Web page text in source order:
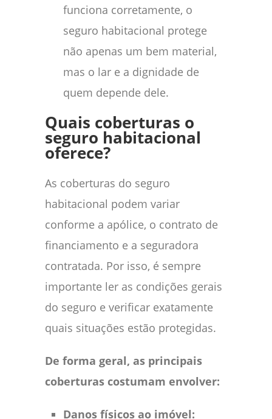
funciona corretamente, o
seguro habitacional protege
não apenas um bem material,
mas o lar e a dignidade de
quem depende dele.
Quais coberturas o
seguro habitacional
oferece?
As coberturas do seguro
habitacional podem variar
conforme a apólice, o contrato de
financiamento e a seguradora
contratada. Por isso, é sempre
importante ler as condições gerais
do seguro e verificar exatamente
quais situações estão protegidas.
De forma geral, as principais
coberturas costumam envolver:
Danos físicos ao imóvel: